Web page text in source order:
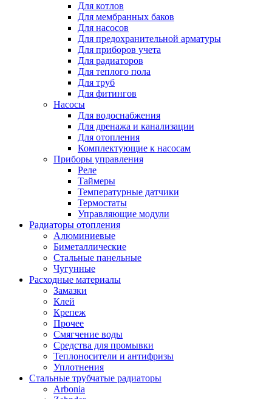
Для котлов
Для мембранных баков
Для насосов
Для предохранительной арматуры
Для приборов учета
Для радиаторов
Для теплого пола
Для труб
Для фитингов
Насосы
Для водоснабжения
Для дренажа и канализации
Для отопления
Комплектующие к насосам
Приборы управления
Реле
Таймеры
Температурные датчики
Термостаты
Управляющие модули
Радиаторы отопления
Алюминиевые
Биметаллические
Стальные панельные
Чугунные
Расходные материалы
Замазки
Клей
Крепеж
Прочее
Смягчение воды
Средства для промывки
Теплоносители и антифризы
Уплотнения
Стальные трубчатые радиаторы
Arbonia